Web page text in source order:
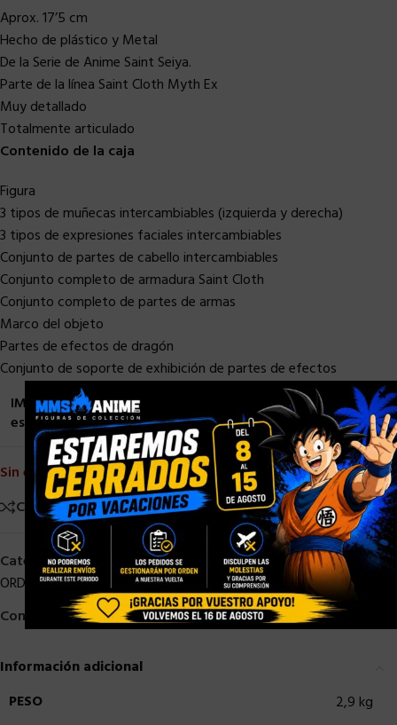
Aprox. 17’5 cm
Hecho de plástico y Metal
De la Serie de Anime Saint Seiya.
Parte de la línea Saint Cloth Myth Ex
Muy detallado
Totalmente articulado
Contenido de la caja
Figura
3 tipos de muñecas intercambiables (izquierda y derecha)
3 tipos de expresiones faciales intercambiables
Conjunto de partes de cabello intercambiables
Conjunto completo de armadura Saint Cloth
Conjunto completo de partes de armas
Marco del objeto
Partes de efectos de dragón
Conjunto de soporte de exhibición de partes de efectos
IMPORTANTE: Las fechas de llegada son estimadas y
están sujetas a cambios o retrasos.
Sin existencias
Comparar
Añadir a la lista de deseos
Categorías:Bandai ,Myth Cloth EX OTROS ANIME,PRE-
ORDER ,Saint Seiya
Compartir:
Información adicional
PESO
2,9 kg
×